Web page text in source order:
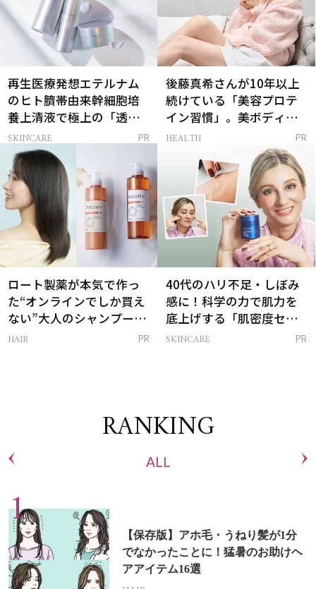
再生医療発想エテルナム
のヒト臍帯由来幹細胞培
養上清液で極上の「透明
感ハリ肌」へ
SKINCARE PR
後藤真希さんが10年以上
続けている「美容プロテ
イン習慣」。美ボディを
支える朝ルーティンと
HEALTH PR
ロート製薬が本気で作っ
た“オンラインでしか買え
ない”大人のシャンプー＆
トリートメントって？
HAIR PR
40代のハリ不足・しぼみ
感に！科学の力で肌力を
底上げする「肌密度セラ
ム」
SKINCARE PR
RANKING
ALL
【保存版】アホ毛・うねり髪が1分
でなかったことに！猛暑のお助けヘ
アアイテム16選